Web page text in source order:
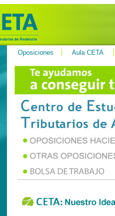
Oposiciones Aula CETA